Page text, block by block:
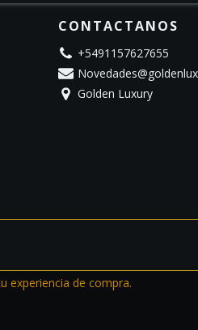
experiencia de compra.
CONTACTANOS
+5491157627655
Golden Luxury